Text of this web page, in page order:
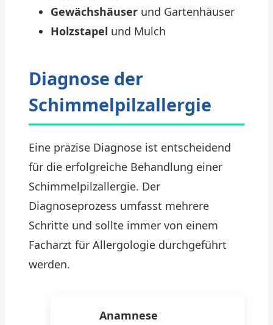
Gewächshäuser und Gartenhäuser
Holzstapel und Mulch
Diagnose der
Schimmelpilzallergie
Eine präzise Diagnose ist entscheidend
für die erfolgreiche Behandlung einer
Schimmelpilzallergie. Der
Diagnoseprozess umfasst mehrere
Schritte und sollte immer von einem
Facharzt für Allergologie durchgeführt
werden.
Anamnese